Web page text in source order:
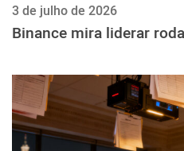
3 de julho de 2026
Binance mira liderar